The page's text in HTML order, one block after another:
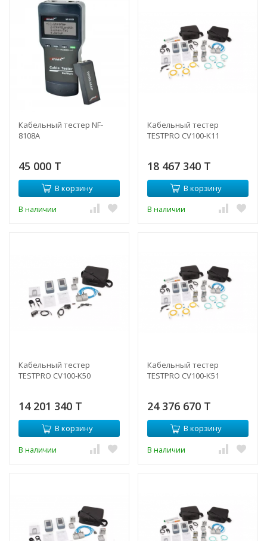
Кабельный тестер NF-
8108A
45 000 T
В корзину
В наличии
Кабельный тестер
TESTPRO CV100-K11
18 467 340 T
В корзину
В наличии
Кабельный тестер
TESTPRO CV100-K50
14 201 340 T
В корзину
В наличии
Кабельный тестер
TESTPRO CV100-K51
24 376 670 T
В корзину
В наличии